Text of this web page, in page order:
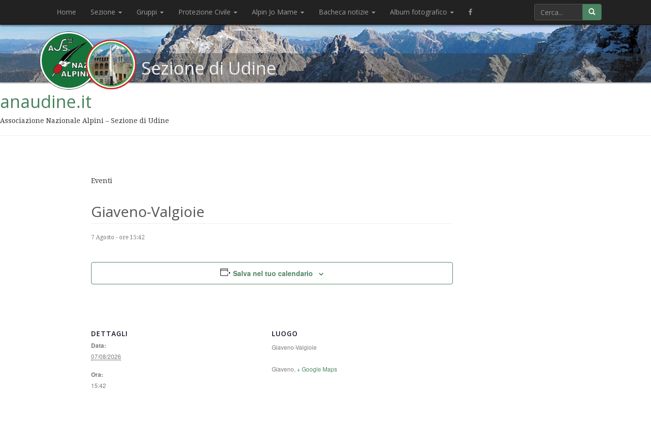
Home Sezione Gruppi Protezione Civile Alpin Jo Mame Bacheca notizie Album fotografico
Sezione di Udine
anaudine.it
Associazione Nazionale Alpini – Sezione di Udine
Eventi
Giaveno-Valgioie
7 Agosto - ore 15:42
Salva nel tuo calendario
DETTAGLI
Data:
07/08/2026
Ora:
15:42
LUOGO
Giaveno-Valgioie
Giaveno, + Google Maps